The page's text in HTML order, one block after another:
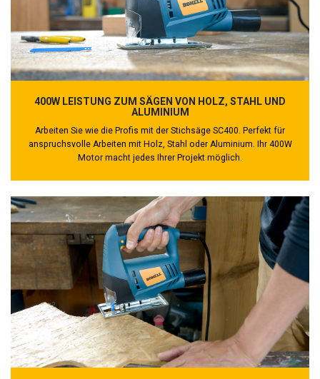
400W LEISTUNG ZUM SÄGEN VON HOLZ, STAHL UND
ALUMINIUM
Arbeiten Sie wie die Profis mit der Stichsäge SC400. Perfekt für
anspruchsvolle Arbeiten mit Holz, Stahl oder Aluminium. Ihr 400W
Motor macht jedes Ihrer Projekt möglich.